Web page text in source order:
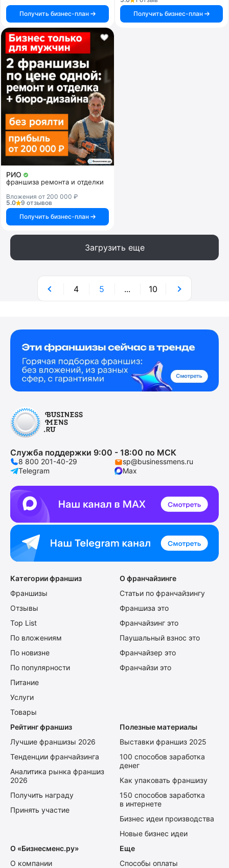
Получить бизнес-план
Получить бизнес-план
РИО
франшиза ремонта и отделки
Вложения от 200 000 ₽
5.0
9 отзывов
Получить бизнес-план
Загрузить еще
4 5 ... 10
Служба поддержки 9:00 - 18:00 по МСК
8 800 201-40-29
sp@businessmens.ru
Telegram
Max
Категории франшиз
Франшизы
Отзывы
Top List
По вложениям
По новизне
По популярности
Питание
Услуги
Товары
О франчайзинге
Статьи по франчайзингу
Франшиза это
Франчайзинг это
Паушальный взнос это
Франчайзер это
Франчайзи это
Рейтинг франшиз
Лучшие франшизы 2026
Тенденции франчайзинга
Аналитика рынка франшиз
2026
Получить награду
Принять участие
Полезные материалы
Выставки франшиз 2025
100 способов заработка
денег
Как упаковать франшизу
150 способов заработка
в интернете
Бизнес идеи производства
Новые бизнес идеи
О «Бизнесменс.ру»
О компании
Еще
Способы оплаты